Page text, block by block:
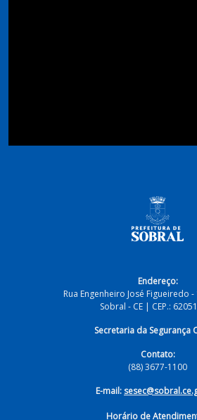
Endereço:
Rua Engenheiro José Figueiredo
Sobral - CE | CEP.:
Secretaria da Segurança
Contato:
(88) 3677-1100
E-mail:
Horário de